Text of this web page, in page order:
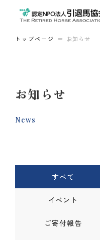
トップページ お知らせ
お知らせ
News
すべて
イベント
ご寄付報告